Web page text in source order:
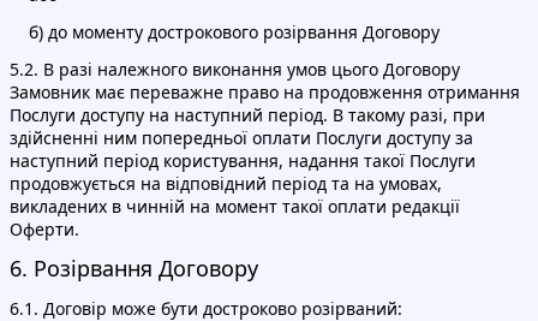
б) до моменту дострокового розірвання Договору
5.2. В разі належного виконання умов цього Договору
Замовник має переважне право на продовження отримання
Послуги доступу на наступний період. В такому разі, при
здійсненні ним попередньої оплати Послуги доступу за
наступний період користування, надання такої Послуги
продовжується на відповідний період та на умовах,
викладених в чинній на момент такої оплати редакції
Оферти.
6. Розірвання Договору
6.1. Договір може бути достроково розірваний: